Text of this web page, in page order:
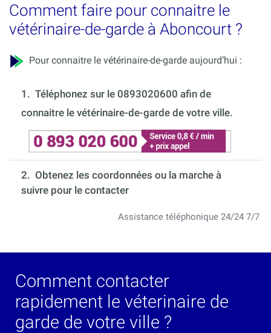
Comment faire pour connaitre le
vétérinaire-de-garde à Aboncourt ?
Pour connaitre le vétérinaire-de-garde aujourd’hui :
1. Téléphonez sur le 0893020600 afin de
connaitre le vétérinaire-de-garde de votre ville.
2. Obtenez les coordonnées ou la marche à
suivre pour le contacter
Assistance téléphonique 24/24 7/7
Comment contacter
rapidement le véterinaire de
garde de votre ville ?